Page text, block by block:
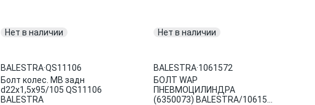
Нет в наличии
BALESTRA·QS11106
Болт колес. MB задн
d22х1,5х95/105 QS11106
BALESTRA
Нет в наличии
BALESTRA·1061572
БОЛТ WAP
ПНЕВМОЦИЛИНДРА
(6350073) BALESTRA/1061572